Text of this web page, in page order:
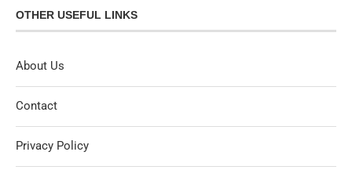
OTHER USEFUL LINKS
About Us
Contact
Privacy Policy